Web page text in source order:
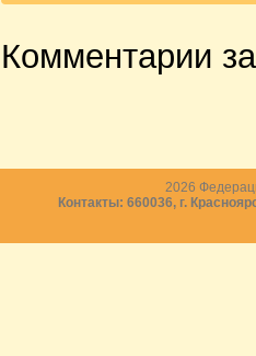
Комментарии
2026
Контакты: 660036, г.